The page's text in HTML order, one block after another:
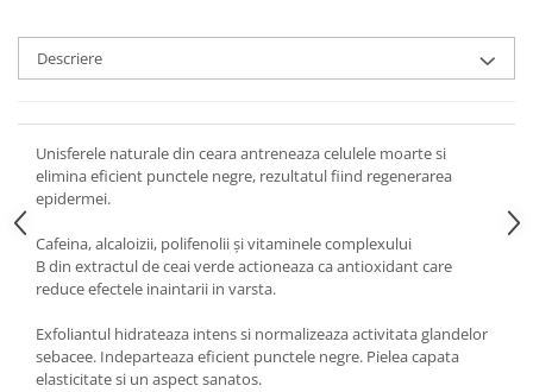
Descriere
Unisferele naturale din ceara antreneaza celulele moarte si
elimina eficient punctele negre, rezultatul fiind regenerarea
epidermei.
Cafeina, alcaloizii, polifenolii și vitaminele complexului
B din extractul de ceai verde actioneaza ca antioxidant care
reduce efectele inaintarii in varsta.
Exfoliantul hidrateaza intens si normalizeaza activitata glandelor
sebacee. Indeparteaza eficient punctele negre. Pielea capata
elasticitate si un aspect sanatos.